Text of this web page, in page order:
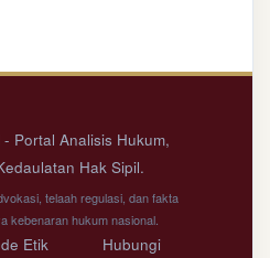
- Portal Analisis Hukum,
Hak Sipil.
telaah regulasi, dan fakta
kebenaran hukum nasional.
Etik Hubungi